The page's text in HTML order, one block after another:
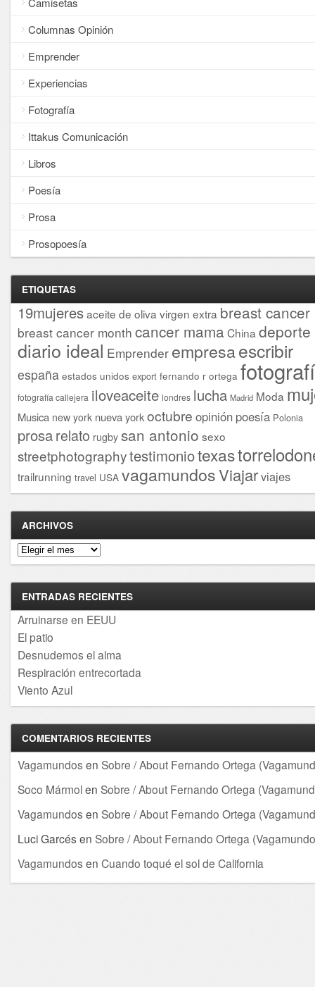
Columnas Opinión
Emprender
Experiencias
Fotografía
Ittakus Comunicación
Libros
Poesía
Prosa
Prosopoesía
ETIQUETAS
19mujeresaceite de oliva virgen extra breast cancer
breast cancer month cancer mama China deporte
diario ideal Emprender empresaescribir
españa estados unidos export fernando r ortega
fotografía callejera iloveaceite londres lucha Madrid Moda
Musica new york nueva yorkoctubre opinión poesía Polonia
prosarelato rugby san antonio sexo
streetphotographytestimoniotexas
trailrunning travel USA vagamundosViajarviajes
ARCHIVOS
Archivos
ENTRADAS RECIENTES
Arruinarse en EEUU
El patio
Desnudemos el alma
Respiración entrecortada
Viento Azul
COMENTARIOS RECIENTES
Vagamundos en Sobre / About Fernando Ortega
Soco Mármolen Sobre / About Fernando Ortega
Vagamundos en Sobre / About Fernando Ortega
Luci Garcés en Sobre / About Fernando Ortega
Vagamundos en Cuando toqué el sol de California